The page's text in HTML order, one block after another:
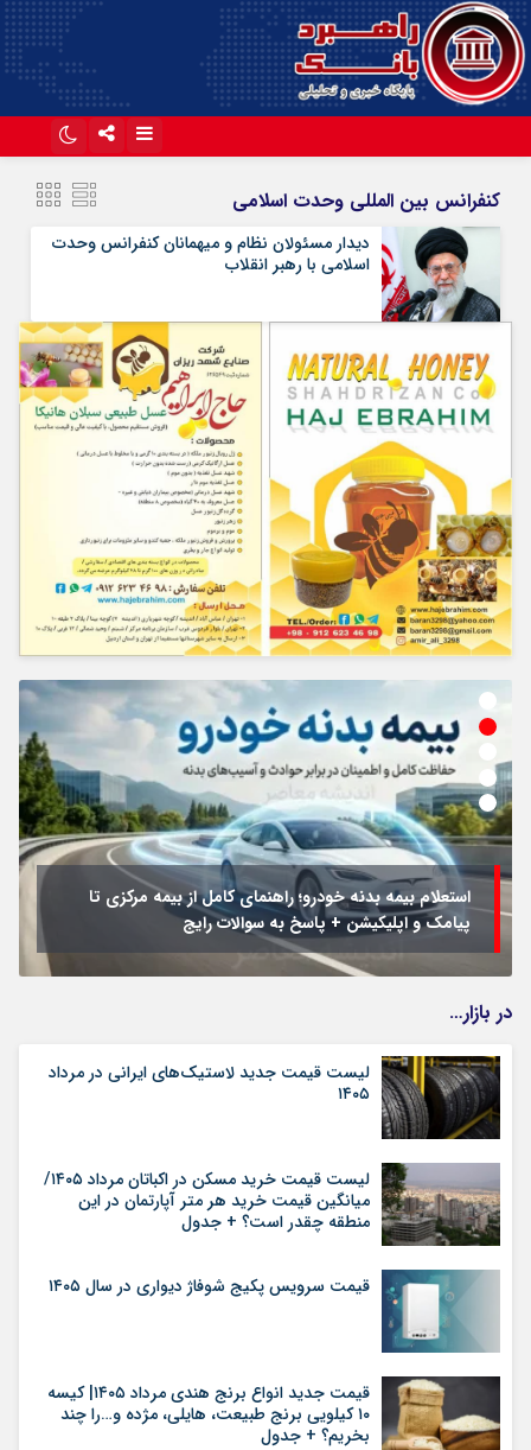
آپارات
کنفرانس بین المللی وحدت اسلامی
دیدار مسئولان نظام و میهمانان کنفرانس وحدت
اسلامی‌ با رهبر انقلاب
استعلام بیمه بدنه خودرو؛ راهنمای کامل از بیمه مرکزی تا
پیامک و اپلیکیشن + پاسخ به سوالات رایج
در بازار…
لیست قیمت جدید لاستیک‌های ایرانی در مرداد
۱۴۰۵
لیست قیمت خرید مسکن در اکباتان مرداد ۱۴۰۵/
میانگین قیمت خرید هر متر آپارتمان در این
منطقه چقدر است؟ + جدول
قیمت سرویس پکیج شوفاژ دیواری در سال ۱۴۰۵
قیمت جدید انواع برنج هندی مرداد ۱۴۰۵| کیسه
۱۰ کیلویی برنج طبیعت، هایلی، مژده و…را چند
بخریم؟ + جدول